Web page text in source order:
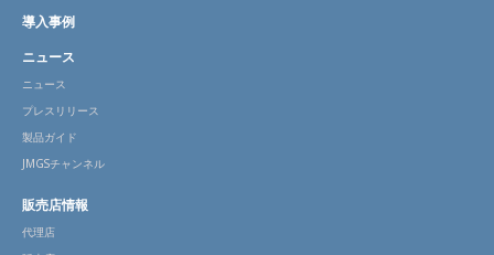
導入事例
ニュース
ニュース
プレスリリース
製品ガイド
JMGSチャンネル
販売店情報
代理店